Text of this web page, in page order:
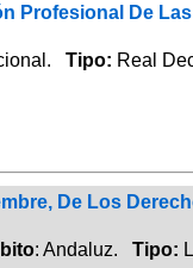
Profesional De
Tipo: Real
De Los
: Andaluz. Tipo: